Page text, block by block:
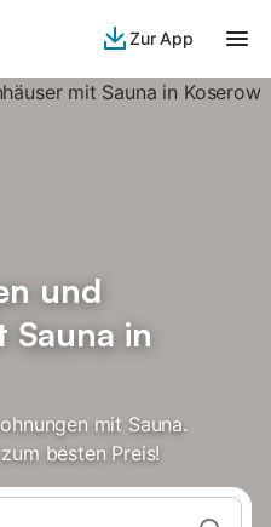
Zur App
und
Sauna in
mit Sauna.
besten Preis!